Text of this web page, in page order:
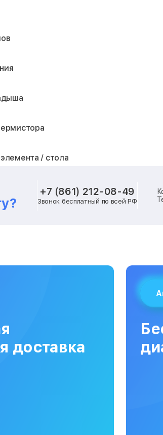
/ стола
+7 (861) 212-08-49
Звонок бесплатный по всей РФ
доставка